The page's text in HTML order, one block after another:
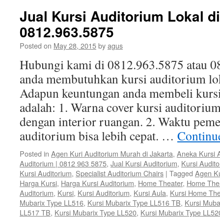
Jual Kursi Auditorium Lokal
0812.963.5875
Posted on May 28, 2015byagus
Hubungi kami di 0812.963.5875 atau
anda membutuhkan kursi auditorium
Adapun keuntungan anda membeli
adalah: 1. Warna cover kursi
dengan interior ruangan. 2. Waktu
auditorium bisa lebih cepat. …
Posted in Agen Kuri Auditorium Murah di Jakarta, Aneka Kursi
Auditorium | 0812 963 5875, Jual Kursi Auditorium, Kursi
Kursi Auditorium, Specialist Auditorium Chairs | Tagged Agen
Harga Kursi, Harga Kursi Auditorium, Home Theater, Home
Auditorium, Kursi, Kursi Auditorium, Kursi Aula, Kursi Home
Mubarix Type LL516, Kursi Mubarix Type LL516 TB, Kursi
LL517 TB, Kursi Mubarix Type LL520, Kursi Mubarix Type